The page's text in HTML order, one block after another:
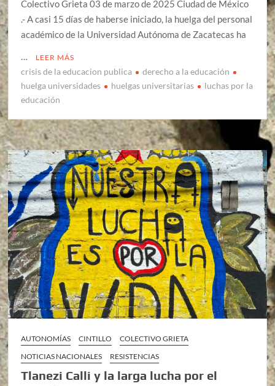
Colectivo Grieta 03 de marzo de 2025 Ciudad de México
.- A casi 15 días de haberse iniciado, la huelga del personal
académico de la Universidad Autónoma de Zacatecas ha
…
LEER MÁS
crisis de la educacion publica
derecho a la educación
huelga universidades
huelgas universitarias
luchas por la
educación
AUTONOMÍAS CINTILLO
COLECTIVO GRIETA
NOTICIAS NACIONALES
RESISTENCIAS
Tlanezi Calli y la larga lucha por el